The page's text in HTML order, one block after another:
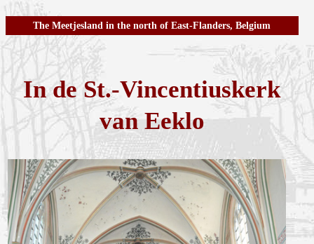
The Meetjesland in the north of East-Flanders, Belgium
In de St.-Vincentiuskerk
van Eeklo